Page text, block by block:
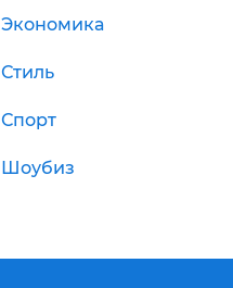
Экономика
Стиль
Спорт
Шоубиз